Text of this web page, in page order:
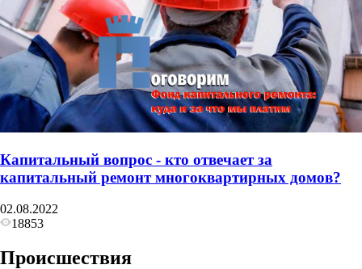
Капитальный вопрос - кто отвечает за
капитальный ремонт многоквартирных домов?
02.08.2022
18853
Происшествия